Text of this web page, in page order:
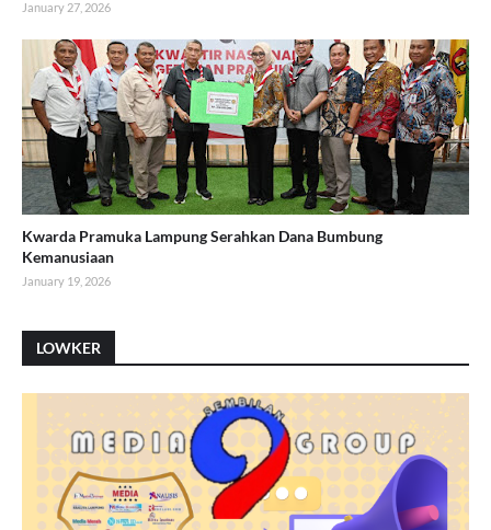
January 27, 2026
Kwarda Pramuka Lampung Serahkan Dana Bumbung
Kemanusiaan
January 19, 2026
LOWKER